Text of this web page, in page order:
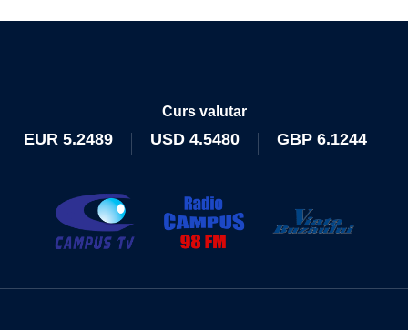
Curs valutar
EUR 5.2489 USD 4.5480 GBP 6.1244